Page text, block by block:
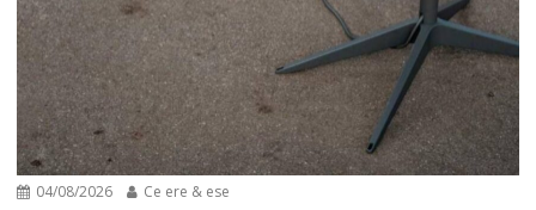
04/08/2026 Ce ere & ese